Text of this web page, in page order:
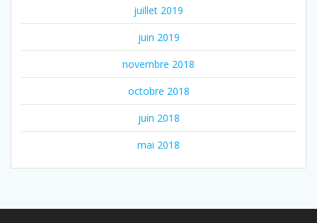
juillet 2019
juin 2019
novembre 2018
octobre 2018
juin 2018
mai 2018